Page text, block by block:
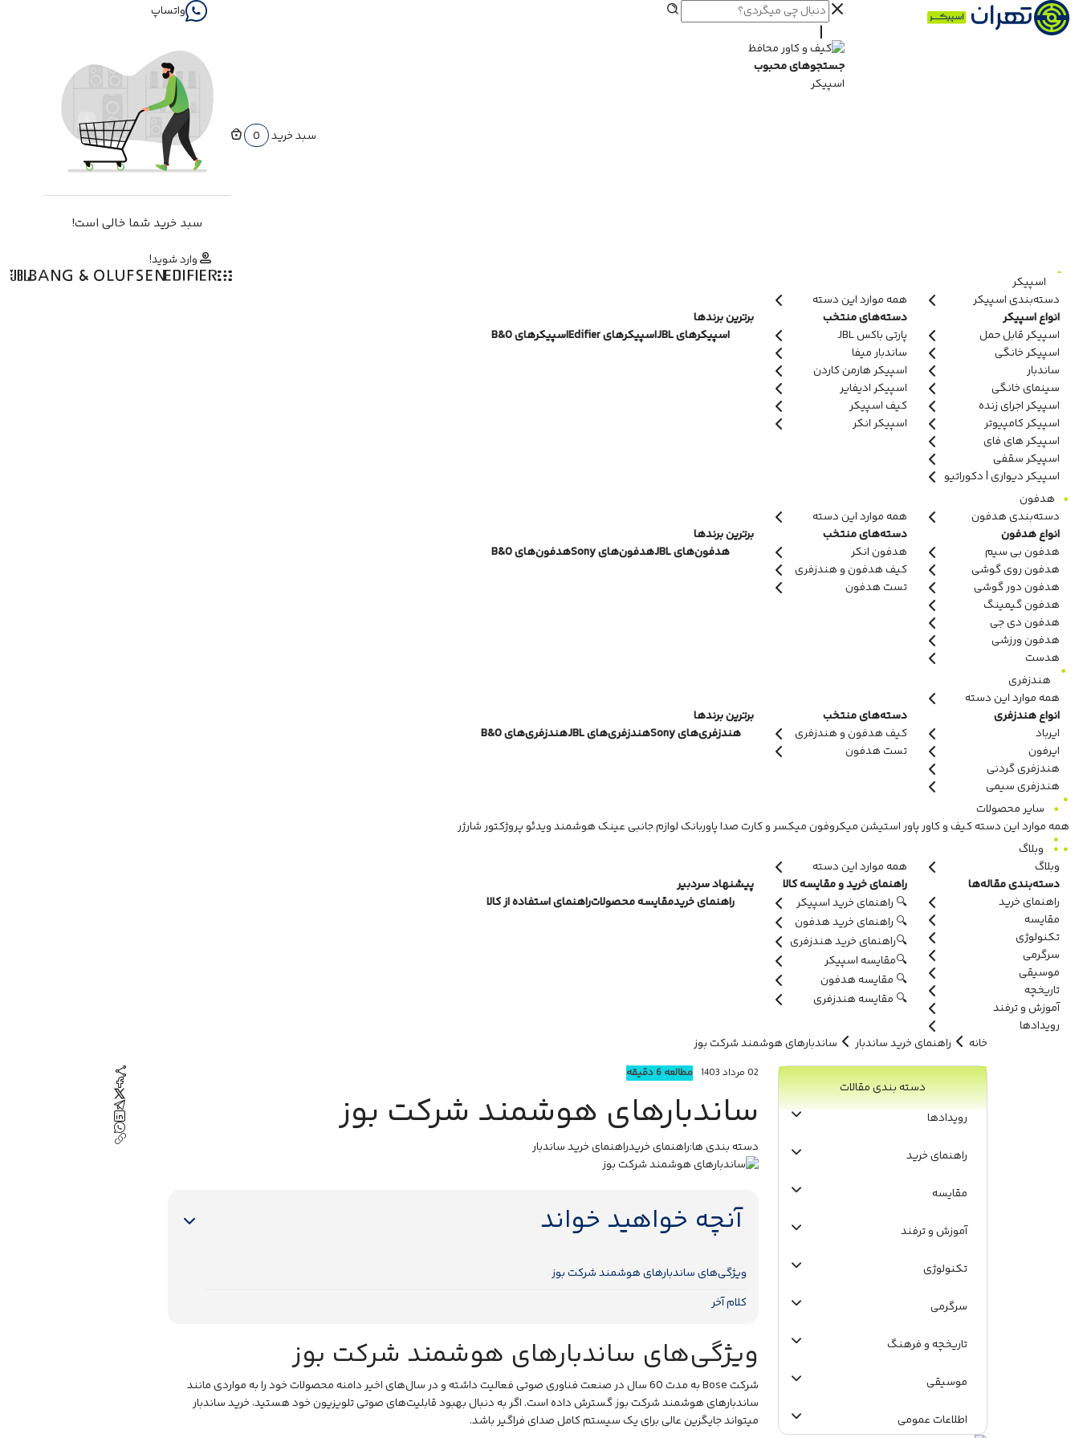
جستجوهای محبوب
اسپیکر
واتساپ
سبد خرید 0
سبد خرید شما خالی است!
وارد شوید!
اسپیکر
دسته‌بندی اسپیکر
همه موارد این دسته
انواع اسپیکر
اسپیکر قابل حمل
اسپیکر خانگی
ساندبار
سینمای خانگی
اسپیکر اجرای زنده
اسپیکر کامپیوتر
اسپیکر های فای
اسپیکر سقفی
اسپیکر دیواری | دکوراتیو
دسته‌های منتخب
پارتی باکس JBL
ساندبار میفا
اسپیکر هارمن کاردن
اسپیکر ادیفایر
کیف اسپیکر
اسپیکر انکر
برترین برندها
اسپیکرهای JBL
اسپیکرهای Edifier اسپیکرهای B&O
هدفون
دسته‌بندی هدفون
همه موارد این دسته
انواع هدفون
هدفون بی سیم
هدفون روی گوشی
هدفون دور گوشی
هدفون گیمینگ
هدفون دی جی
هدفون ورزشی
هدست
دسته‌های منتخب
هدفون انکر
کیف هدفون و هندزفری
تست هدفون
برترین برندها
هدفون‌های JBL
هدفون‌های Sony هدفون‌های B&O
هندزفری
همه موارد این دسته
انواع هندزفری
ایرباد
ایرفون
هندزفری گردنی
هندزفری سیمی
دسته‌های منتخب
کیف هدفون و هندزفری
تست هدفون
برترین برندها
هندزفری‌های Sony
هندزفری‌های JBL هندزفری‌های B&O
سایر محصولات
همه موارد این دستهکیف و کاورپاور استیشنمیکروفونمیکسر و کارت صداپاوربانکلوازم جانبیعینک هوشمندویدئو پروژکتورشارژر
وبلاگ
وبلاگ
همه موارد این دسته
دسته‌بندی مقاله‌ها
راهنمای خرید
مقایسه
تکنولوژی
سرگرمی
موسیقی
تاریخچه
آموزش و ترفند
رویدادها
راهنمای خرید و مقایسه کالا
🔍 راهنمای خرید اسپیکر
🔍 راهنمای خرید هدفون
🔍راهنمای خرید هندزفری
🔍مقایسه اسپیکر
🔍 مقایسه هدفون
🔍 مقایسه هندزفری
پیشنهاد سردبیر
راهنمای خریدمقایسه محصولاتراهنمای استفاده از کالا
خانه راهنمای خرید ساندبار ساندبارهای هوشمند شرکت بوز
دسته بندی مقالات
رویدادها
راهنمای خرید
مقایسه
آموزش و ترفند
تکنولوژی
سرگرمی
تاریخچه و فرهنگ
موسیقی
اطلاعات عمومی
02 مرداد 1403 مطالعه 6 دقیقه
ساندبارهای هوشمند شرکت بوز
دسته بندی ها:راهنمای خریدراهنمای خرید ساندبار
آنچه خواهید خواند
ویژگی‌های ساندبارهای هوشمند شرکت بوز
کلام آخر
ویژگی‌های ساندبارهای هوشمند شرکت بوز
شرکت Bose
به مدت 60 سال در صنعت فناوری صوتی فعالیت داشته و در سال‌های اخیر دامنه محصولات خود را به مواردی مانند
ساندبارهای هوشمند شرکت بوز گسترش داده است. اگر به دنبال بهبود قابلیت‌های صوتی تلویزیون خود هستید،خرید ساندبار
میتواند جایگزین عالی برای یک سیستم کامل صدای فراگیر باشد.